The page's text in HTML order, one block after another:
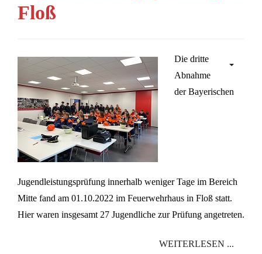
Floß
Die dritte
Abnahme
der Bayerischen
Jugendleistungsprüfung innerhalb weniger Tage im Bereich
Mitte fand am 01.10.2022 im Feuerwehrhaus in Floß statt.
Hier waren insgesamt 27 Jugendliche zur Prüfung angetreten.
WEITERLESEN ...